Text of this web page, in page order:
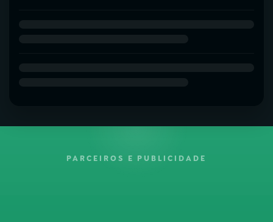
PARCEIROS E PUBLICIDADE